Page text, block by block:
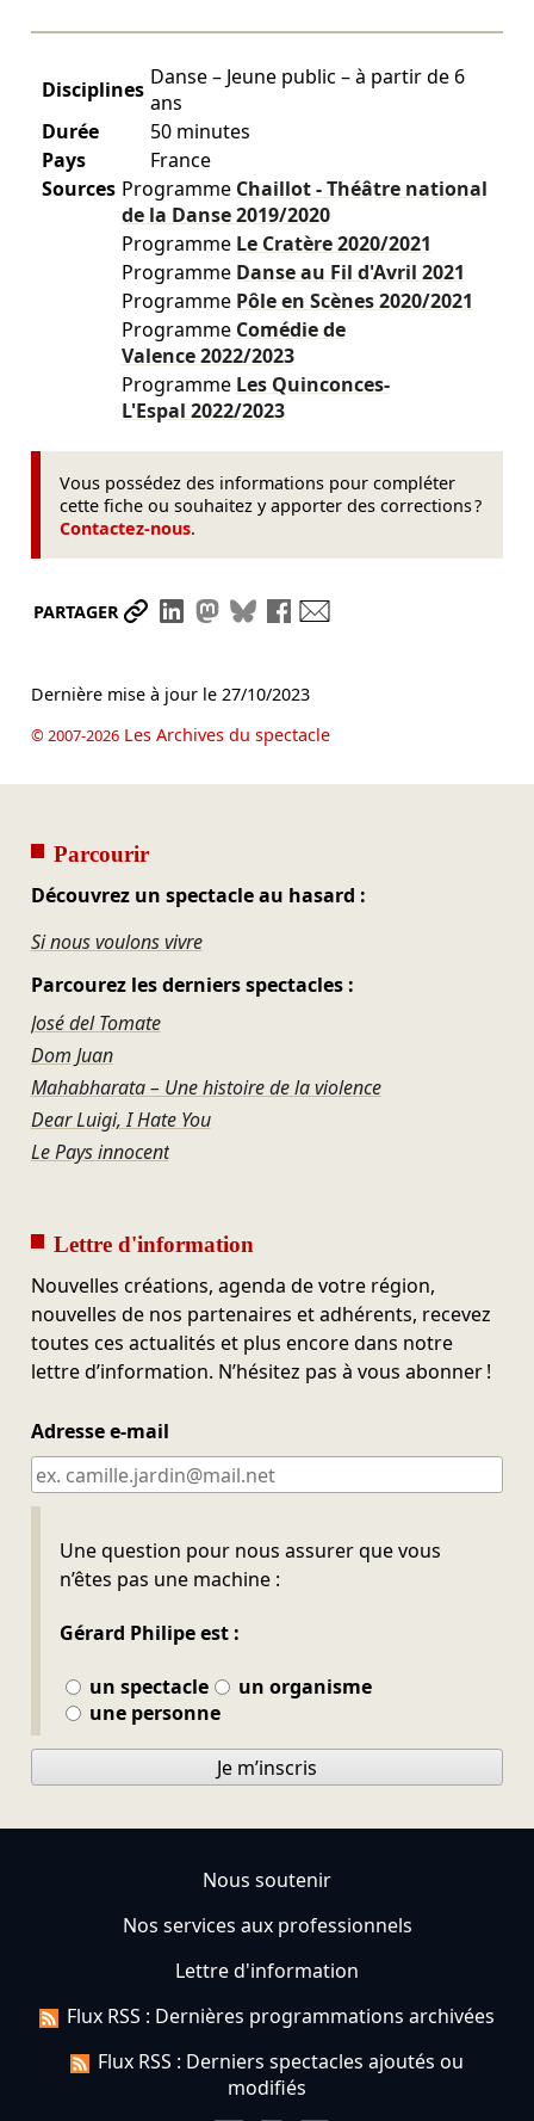
Disciplines Danse – Jeune public – à partir de 6
ans
Durée
50 minutes
Pays
France
Sources Programme Chaillot - Théâtre national
de la Danse2019/2020
Programme Le Cratère2020/2021
Programme Danse au Fil d'Avril 2021
Programme Pôle en Scènes2020/2021
Programme Comédie de
Valence2022/2023
Programme Les Quinconces-
L'Espal 2022/2023
Vous possédez des informations pour compléter
cette fiche ou souhaitez y apporter des corrections ?
Contactez-nous.
PARTAGER Partager le lien
Partager sur LinkedIn
Partager sur Mastodon
Partager sur Bluesky
Partager sur Facebook
Dernière mise à jour le 27/10/2023
© 2007-2026Les Archives du spectacle
Parcourir
Découvrez un spectacle au hasard :
Si nous voulons vivre
Parcourez les derniers spectacles :
José del Tomate
Dom Juan
Mahabharata – Une histoire de la violence
Dear Luigi, I Hate You
Le Pays innocent
Lettre d'information
Nouvelles créations, agenda de votre région,
nouvelles de nos partenaires et adhérents, recevez
toutes ces actualités et plus encore dans notre
lettre d’information. N’hésitez pas à vous abonner !
Adresse e-mail
Une question pour nous assurer que vous
n’êtes pas une machine :
Gérard Philipe est :
un spectacle
un organisme
une personne
Ne pas remplir
Je m’inscris
Nous soutenir
Nos services aux professionnels
Lettre d'information
Flux RSS : Dernières programmations archivées
Flux RSS : Derniers spectacles ajoutés ou
modifiés